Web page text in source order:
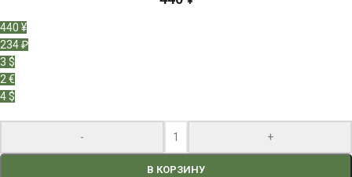
440 ¥
234 ₽
3 $
2 €
4 $
- +
В КОРЗИНУ